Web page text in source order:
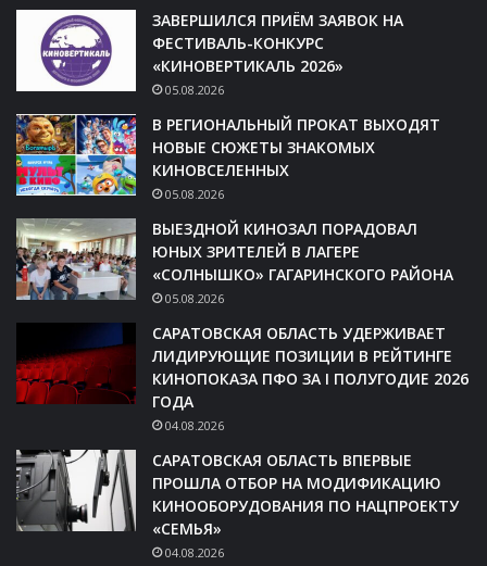
ЗАВЕРШИЛСЯ ПРИЁМ ЗАЯВОК НА
ФЕСТИВАЛЬ-КОНКУРС
«КИНОВЕРТИКАЛЬ 2026»
05.08.2026
В РЕГИОНАЛЬНЫЙ ПРОКАТ ВЫХОДЯТ
НОВЫЕ СЮЖЕТЫ ЗНАКОМЫХ
КИНОВСЕЛЕННЫХ
05.08.2026
ВЫЕЗДНОЙ КИНОЗАЛ ПОРАДОВАЛ
ЮНЫХ ЗРИТЕЛЕЙ В ЛАГЕРЕ
«СОЛНЫШКО» ГАГАРИНСКОГО РАЙОНА
05.08.2026
САРАТОВСКАЯ ОБЛАСТЬ УДЕРЖИВАЕТ
ЛИДИРУЮЩИЕ ПОЗИЦИИ В РЕЙТИНГЕ
КИНОПОКАЗА ПФО ЗА I ПОЛУГОДИЕ 2026
ГОДА
04.08.2026
САРАТОВСКАЯ ОБЛАСТЬ ВПЕРВЫЕ
ПРОШЛА ОТБОР НА МОДИФИКАЦИЮ
КИНООБОРУДОВАНИЯ ПО НАЦПРОЕКТУ
«СЕМЬЯ»
04.08.2026